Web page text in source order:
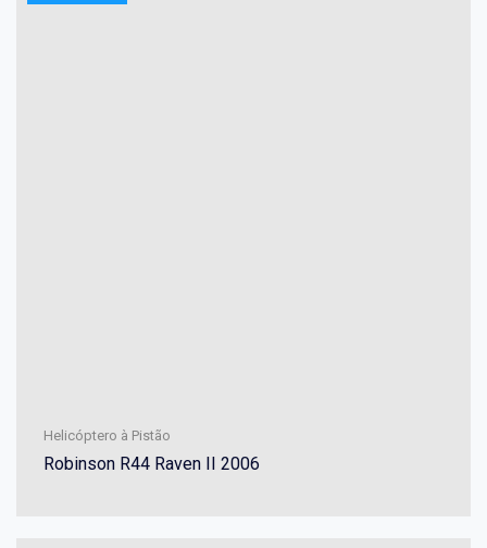
Helicóptero à Pistão
Robinson R44 Raven II 2006